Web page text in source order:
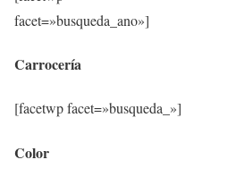
facet=»busqueda_ano»]
Carrocería
[facetwp facet=»busqueda_»]
Color